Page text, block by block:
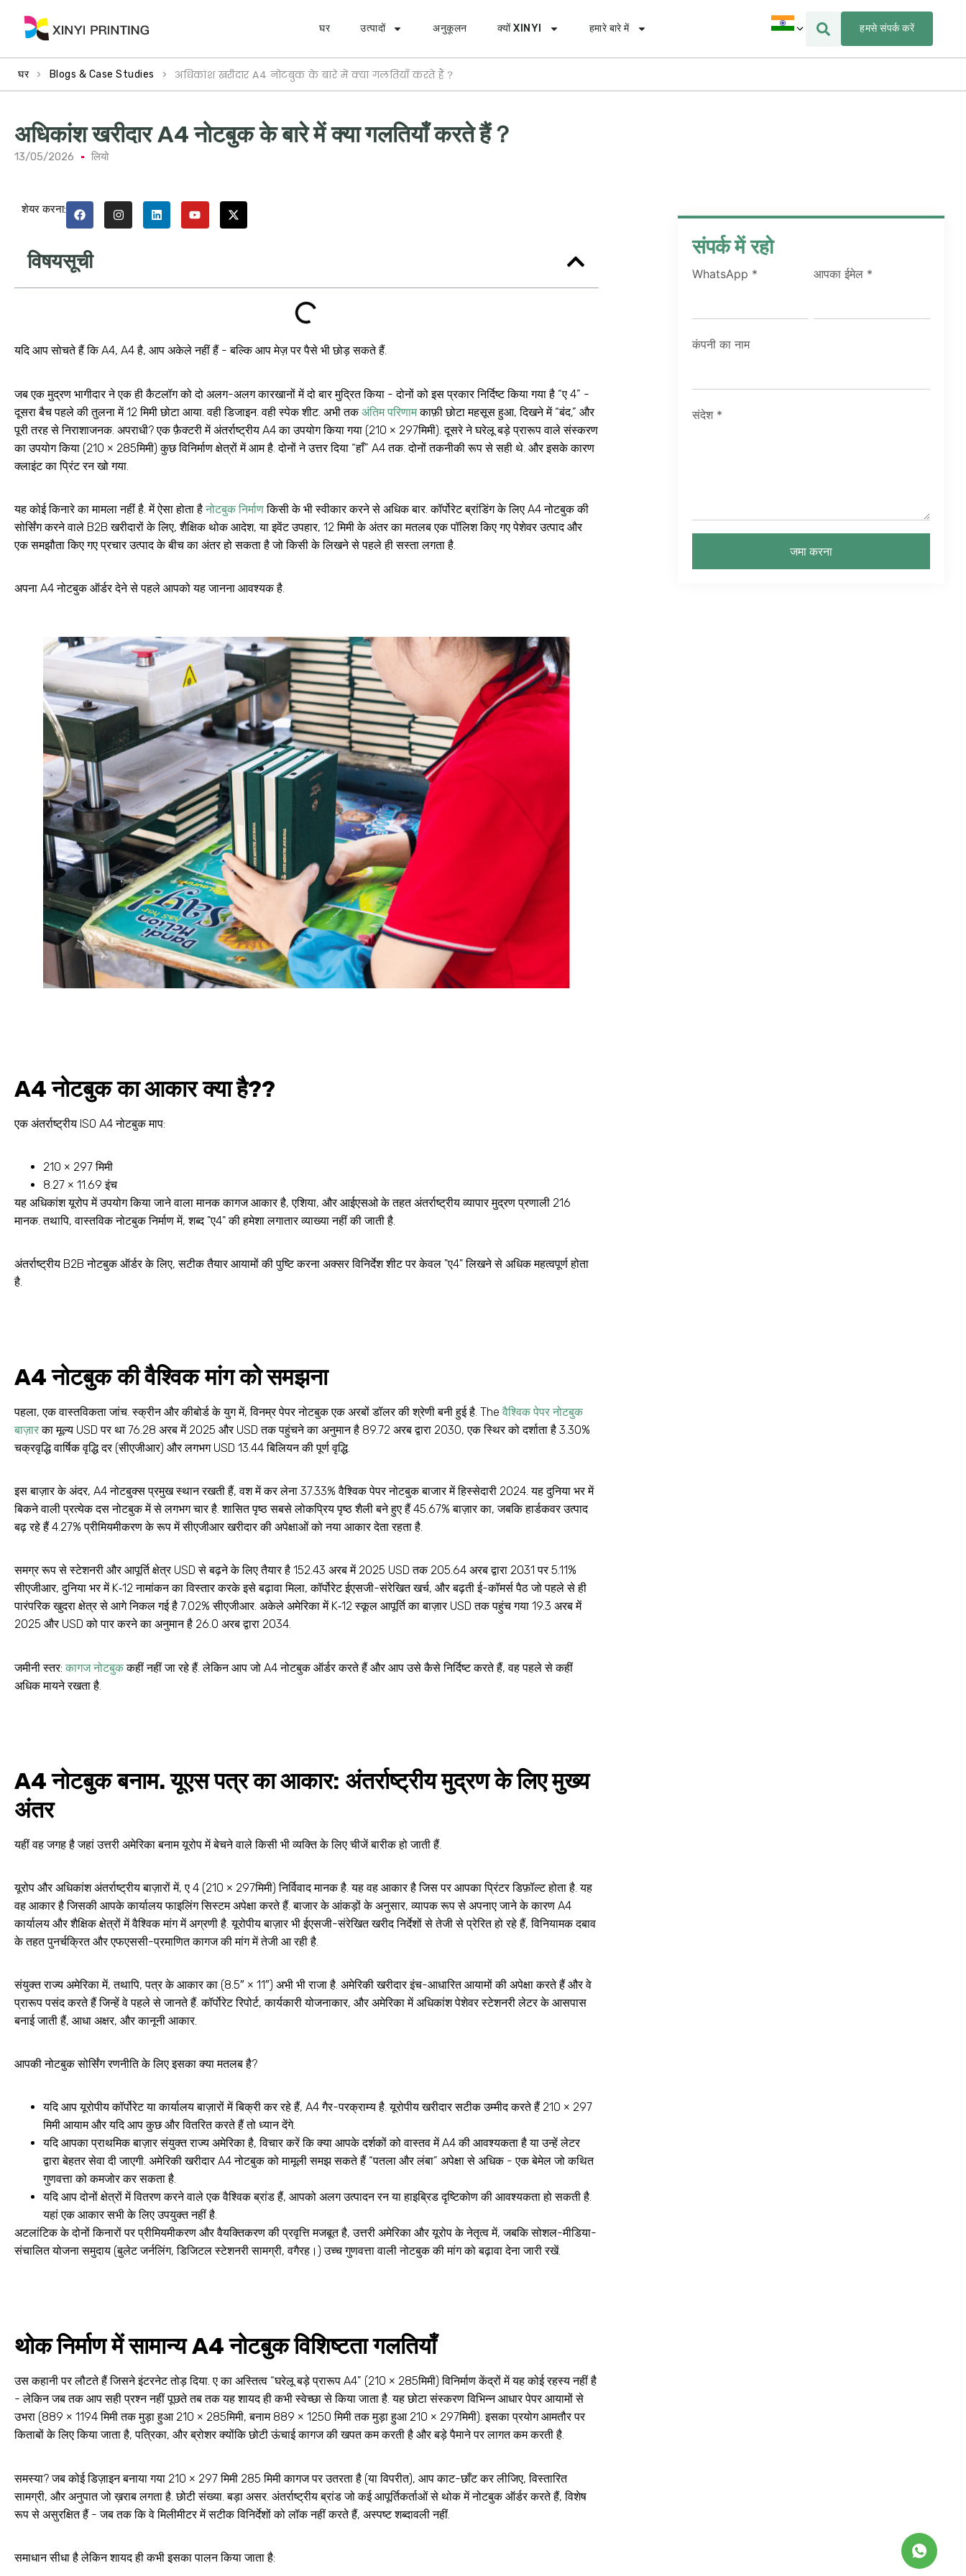
घर उत्पादों अनुकूलन क्यों XINYI हमारे बारे में हमसे संपर्क करें
घर > Blogs & Case Studies > अधिकांश खरीदार A4 नोटबुक के बारे में क्या गलतियाँ करते हैं？
अधिकांश खरीदार A4 नोटबुक के बारे में क्या गलतियाँ करते हैं？
13/05/2026 लियो
शेयर करना:
विषयसूची
यदि आप सोचते हैं कि A4, A4 है, आप अकेले नहीं हैं - बल्कि आप मेज़ पर पैसे भी छोड़ सकते हैं.
जब एक मुद्रण भागीदार ने एक ही कैटलॉग को दो अलग-अलग कारखानों में दो बार मुद्रित किया - दोनों को इस प्रकार निर्दिष्ट किया गया है “ए 4” -
दूसरा बैच पहले की तुलना में 12 मिमी छोटा आया. वही डिजाइन. वही स्पेक शीट. अभी तकअंतिम परिणामकाफ़ी छोटा महसूस हुआ, दिखने में “बंद,” और
पूरी तरह से निराशाजनक. अपराधी? एक फ़ैक्टरी में अंतर्राष्ट्रीय A4 का उपयोग किया गया (210 × 297मिमी). दूसरे ने घरेलू बड़े प्रारूप वाले संस्करण
का उपयोग किया (210 × 285मिमी) कुछ विनिर्माण क्षेत्रों में आम है. दोनों ने उत्तर दिया “हाँ” A4 तक. दोनों तकनीकी रूप से सही थे. और इसके कारण
क्लाइंट का प्रिंट रन खो गया.
यह कोई किनारे का मामला नहीं है. में ऐसा होता है नोटबुक निर्माणकिसी के भी स्वीकार करने से अधिक बार. कॉर्पोरेट ब्रांडिंग के लिए A4 नोटबुक की
सोर्सिंग करने वाले B2B खरीदारों के लिए, शैक्षिक थोक आदेश, या इवेंट उपहार, 12 मिमी के अंतर का मतलब एक पॉलिश किए गए पेशेवर उत्पाद और
एक समझौता किए गए प्रचार उत्पाद के बीच का अंतर हो सकता है जो किसी के लिखने से पहले ही सस्ता लगता है.
अपना A4 नोटबुक ऑर्डर देने से पहले आपको यह जानना आवश्यक है.
A4 नोटबुक का आकार क्या है??
एक अंतर्राष्ट्रीय ISO A4 नोटबुक माप:
210 × 297 मिमी
8.27 × 11.69 इंच
यह अधिकांश यूरोप में उपयोग किया जाने वाला मानक कागज आकार है, एशिया, और आईएसओ के तहत अंतर्राष्ट्रीय व्यापार मुद्रण प्रणाली 216
मानक. तथापि, वास्तविक नोटबुक निर्माण में, शब्द "ए4" की हमेशा लगातार व्याख्या नहीं की जाती है.
अंतर्राष्ट्रीय B2B नोटबुक ऑर्डर के लिए, सटीक तैयार आयामों की पुष्टि करना अक्सर विनिर्देश शीट पर केवल "ए4" लिखने से अधिक महत्वपूर्ण होता
है.
A4 नोटबुक की वैश्विक मांग को समझना
पहला, एक वास्तविकता जांच. स्क्रीन और कीबोर्ड के युग में, विनम्र पेपर नोटबुक एक अरबों डॉलर की श्रेणी बनी हुई है. The वैश्विक पेपर नोटबुक
बाज़ारका मूल्य USD पर था 76.28 अरब में 2025 और USD तक पहुंचने का अनुमान है 89.72 अरब द्वारा 2030, एक स्थिर को दर्शाता है 3.30%
चक्रवृद्धि वार्षिक वृद्धि दर (सीएजीआर) और लगभग USD 13.44 बिलियन की पूर्ण वृद्धि.
इस बाज़ार के अंदर, A4 नोटबुक्स प्रमुख स्थान रखती हैं, वश में कर लेना 37.33% वैश्विक पेपर नोटबुक बाजार में हिस्सेदारी 2024. यह दुनिया भर में
बिकने वाली प्रत्येक दस नोटबुक में से लगभग चार है. शासित पृष्ठ सबसे लोकप्रिय पृष्ठ शैली बने हुए हैं 45.67% बाज़ार का, जबकि हार्डकवर उत्पाद
बढ़ रहे हैं 4.27% प्रीमियमीकरण के रूप में सीएजीआर खरीदार की अपेक्षाओं को नया आकार देता रहता है.
समग्र रूप से स्टेशनरी और आपूर्ति क्षेत्र USD से बढ़ने के लिए तैयार है 152.43 अरब में 2025 USD तक 205.64 अरब द्वारा 2031 पर 5.11%
सीएजीआर, दुनिया भर में K‑12 नामांकन का विस्तार करके इसे बढ़ावा मिला, कॉर्पोरेट ईएसजी-संरेखित खर्च, और बढ़ती ई-कॉमर्स पैठ जो पहले से ही
पारंपरिक खुदरा क्षेत्र से आगे निकल गई है 7.02% सीएजीआर. अकेले अमेरिका में K‑12 स्कूल आपूर्ति का बाज़ार USD तक पहुंच गया 19.3 अरब में
2025 और USD को पार करने का अनुमान है 26.0 अरब द्वारा 2034.
जमीनी स्तर: कागज नोटबुककहीं नहीं जा रहे हैं. लेकिन आप जो A4 नोटबुक ऑर्डर करते हैं और आप उसे कैसे निर्दिष्ट करते हैं, वह पहले से कहीं
अधिक मायने रखता है.
A4 नोटबुक बनाम. यूएस पत्र का आकार: अंतर्राष्ट्रीय मुद्रण के लिए मुख्य
अंतर
यहीं वह जगह है जहां उत्तरी अमेरिका बनाम यूरोप में बेचने वाले किसी भी व्यक्ति के लिए चीजें बारीक हो जाती हैं.
यूरोप और अधिकांश अंतर्राष्ट्रीय बाज़ारों में, ए 4 (210 × 297मिमी) निर्विवाद मानक है. यह वह आकार है जिस पर आपका प्रिंटर डिफ़ॉल्ट होता है. यह
वह आकार है जिसकी आपके कार्यालय फाइलिंग सिस्टम अपेक्षा करते हैं. बाजार के आंकड़ों के अनुसार, व्यापक रूप से अपनाए जाने के कारण A4
कार्यालय और शैक्षिक क्षेत्रों में वैश्विक मांग में अग्रणी है . यूरोपीय बाज़ार भी ईएसजी-संरेखित खरीद निर्देशों से तेजी से प्रेरित हो रहे हैं, विनियामक दबाव
के तहत पुनर्चक्रित और एफएससी-प्रमाणित कागज की मांग में तेजी आ रही है
संयुक्त राज्य अमेरिका में, तथापि, पत्र के आकार का (8.5″ × 11″) अभी भी राजा है. अमेरिकी खरीदार इंच-आधारित आयामों की अपेक्षा करते हैं और वे
प्रारूप पसंद करते हैं जिन्हें वे पहले से जानते हैं. कॉर्पोरेट रिपोर्ट, कार्यकारी योजनाकार, और अमेरिका में अधिकांश पेशेवर स्टेशनरी लेटर के आसपास
बनाई जाती हैं, आधा अक्षर, और कानूनी आकार.
आपकी नोटबुक सोर्सिंग रणनीति के लिए इसका क्या मतलब है?
यदि आप यूरोपीय कॉर्पोरेट या कार्यालय बाज़ारों में बिक्री कर रहे हैं, A4 गैर-परक्राम्य है. यूरोपीय खरीदार सटीक उम्मीद करते हैं 210 × 297
मिमी आयाम और यदि आप कुछ और वितरित करते हैं तो ध्यान देंगे.
यदि आपका प्राथमिक बाज़ार संयुक्त राज्य अमेरिका है, विचार करें कि क्या आपके दर्शकों को वास्तव में A4 की आवश्यकता है या उन्हें लेटर
द्वारा बेहतर सेवा दी जाएगी. अमेरिकी खरीदार A4 नोटबुक को मामूली समझ सकते हैं “पतला और लंबा” अपेक्षा से अधिक - एक बेमेल जो कथित
गुणवत्ता को कमजोर कर सकता है.
यदि आप दोनों क्षेत्रों में वितरण करने वाले एक वैश्विक ब्रांड हैं, आपको अलग उत्पादन रन या हाइब्रिड दृष्टिकोण की आवश्यकता हो सकती है.
यहां एक आकार सभी के लिए उपयुक्त नहीं है.
अटलांटिक के दोनों किनारों पर प्रीमियमीकरण और वैयक्तिकरण की प्रवृत्ति मजबूत है, उत्तरी अमेरिका और यूरोप के नेतृत्व में, जबकि सोशल-मीडिया-
संचालित योजना समुदाय (बुलेट जर्नलिंग, डिजिटल स्टेशनरी सामग्री, वगैरह।) उच्च गुणवत्ता वाली नोटबुक की मांग को बढ़ावा देना जारी रखें.
थोक निर्माण में सामान्य A4 नोटबुक विशिष्टता गलतियाँ
उस कहानी पर लौटते हैं जिसने इंटरनेट तोड़ दिया. ए का अस्तित्व “घरेलू बड़े प्रारूप A4” (210 × 285मिमी) विनिर्माण केंद्रों में यह कोई रहस्य नहीं है
- लेकिन जब तक आप सही प्रश्न नहीं पूछते तब तक यह शायद ही कभी स्वेच्छा से किया जाता है. यह छोटा संस्करण विभिन्न आधार पेपर आयामों से
उभरा (889 × 1194 मिमी तक मुड़ा हुआ 210 × 285मिमी, बनाम 889 × 1250 मिमी तक मुड़ा हुआ 210 × 297मिमी). इसका प्रयोग आमतौर पर
किताबों के लिए किया जाता है, पत्रिका, और ब्रोशर क्योंकि छोटी ऊंचाई कागज की खपत कम करती है और बड़े पैमाने पर लागत कम करती है.
समस्या? जब कोई डिज़ाइन बनाया गया 210 × 297 मिमी 285 मिमी कागज पर उतरता है (या विपरीत), आप काट-छाँट कर लीजिए, विस्तारित
सामग्री, और अनुपात जो ख़राब लगता है . छोटी संख्या. बड़ा असर. अंतर्राष्ट्रीय ब्रांड जो कई आपूर्तिकर्ताओं से थोक में नोटबुक ऑर्डर करते हैं, विशेष
रूप से असुरक्षित हैं - जब तक कि वे मिलीमीटर में सटीक विनिर्देशों को लॉक नहीं करते हैं, अस्पष्ट शब्दावली नहीं.
समाधान सीधा है लेकिन शायद ही कभी इसका पालन किया जाता है:
संपर्क में रहो
WhatsApp * आपका ईमेल *
कंपनी का नाम
संदेश *
जमा करना